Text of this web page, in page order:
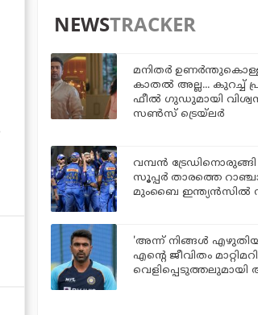
NEWSTRACKER
മനിതര്‍
കാതല്‍ അല്ല... കുറച്ച്
ഫീല്‍ ഗുഡുമായി
സണ്‍സ് ട്രെയ്‌ലര്‍
വമ്പന്‍
സൂപ്പര്‍ താരത്തെ
മുംബൈ ഇന്ത്യന്‍സില്‍
'അന്ന് നിങ്ങള്‍
എന്റെ ജീവിതം
വെളിപ്പെടുത്തലുമായി